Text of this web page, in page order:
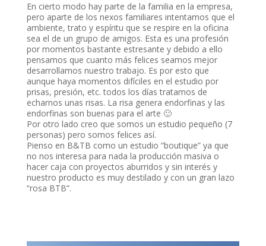
En cierto modo hay parte de la familia en la empresa,
pero aparte de los nexos familiares intentamos que el
ambiente, trato y espíritu que se respire en la oficina
sea el de un grupo de amigos. Esta es una profesión
por momentos bastante estresante y debido a ello
pensamos que cuanto más felices seamos mejor
desarrollamos nuestro trabajo. Es por esto que
aunque haya momentos difíciles en el estudio por
prisas, presión, etc. todos los días tratamos de
echarnos unas risas. La risa genera endorfinas y las
endorfinas son buenas para el arte 🙂
Por otro lado creo que somos un estudio pequeño (7
personas) pero somos felices así.
Pienso en B&TB como un estudio “boutique” ya que
no nos interesa para nada la producción masiva o
hacer caja con proyectos aburridos y sin interés y
nuestro producto es muy destilado y con un gran lazo
“rosa BTB”.